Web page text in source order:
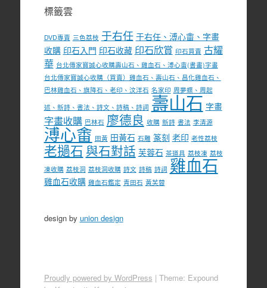
標籤雲
DVD專賣 三色荔枝 于右任 于右任、溥心畬、字畫
收購 印石入門 印石收藏 印石欣賞 印石買賣 古耀
華 台北傳家寶誠心收購壽山石、雞血石、溥心畬(書畫)字畫
台北傳家寶誠心收購（買賣）雞血石、壽山石、昌化雞血石、
巴林雞血石、旗降石、老印、汶洋石 名家印 周夢蝶、周起
述、新詩、書法、詩文、詩稿、詩詞 壽山石 字畫
字畫收購 巴林石 廖德良 收購 新詩 書法 李清源
溥心畬 田黃 田黃石 石雕 篆刻 老印 老性荔枝
老撾石 與石對話 芙蓉石 茶道具 荔枝凍 荔枝
凍收購 荔枝洞 荔枝洞收購 詩文 詩稿 詩詞 雞血石
雞血石收購 雞血石鑑定 青田石 黃芙蓉
design by union design
Proudly powered by WordPress | Theme: Expound